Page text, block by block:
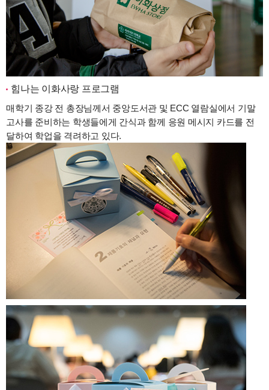
힘나는 이화사랑 프로그램
매학기 종강 전 총장님께서 중앙도서관 및 ECC 열람실에서 기말
고사를 준비하는 학생들에게 간식과 함께 응원 메시지 카드를 전
달하여 학업을 격려하고 있다.